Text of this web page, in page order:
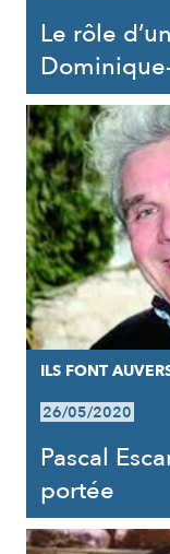
Le rôle
ILS FONT
26/05/2020
Pascal
portée